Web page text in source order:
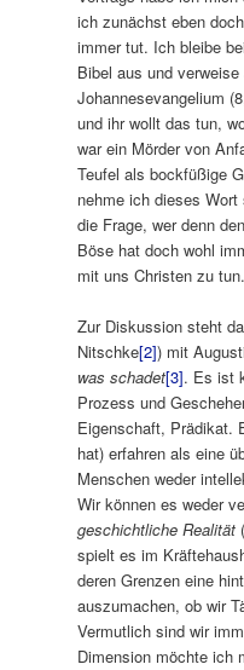
ich zunächst eben
immer tut. Ich bleibe
Bibel aus und
Johannesevangelium
und ihr wollt das tun,
war ein Mörder von
Teufel als bockfüßige
nehme ich dieses
die Frage, wer denn
Böse hat doch wohl
mit uns Christen zu tun.
Zur Diskussion steht
Nitschke[2]) mit
was schadet[3]. Es ist
Prozess und
Eigenschaft, Prädikat.
hat) erfahren als eine
Menschen weder
Wir können es weder
geschichtliche Realität
spielt es im
deren Grenzen eine
auszumachen, ob wir
Vermutlich sind wir
Dimension möchte ich